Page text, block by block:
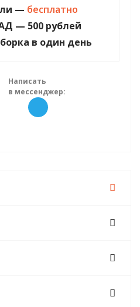
— бесплатно
— 500 рублей
в один день
Написать
в мессенджер: